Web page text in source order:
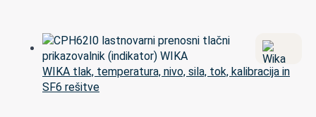
WIKA tlak, temperatura, nivo, sila, tok, kalibracija in
SF6 rešitve